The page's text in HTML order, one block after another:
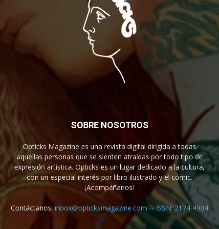
SOBRE NOSOTROS
Opticks Magazine es una revista digital dirigida a todas
aquellas personas que se sienten atraídas por todo tipo de
expresión artística. Opticks es un lugar dedicado a la cultura,
con un especial interés por libro ilustrado y el cómic.
¡Acompáñanos!
Contáctanos:inbox@opticksmagazine.com -- ISSN: 2174-4904